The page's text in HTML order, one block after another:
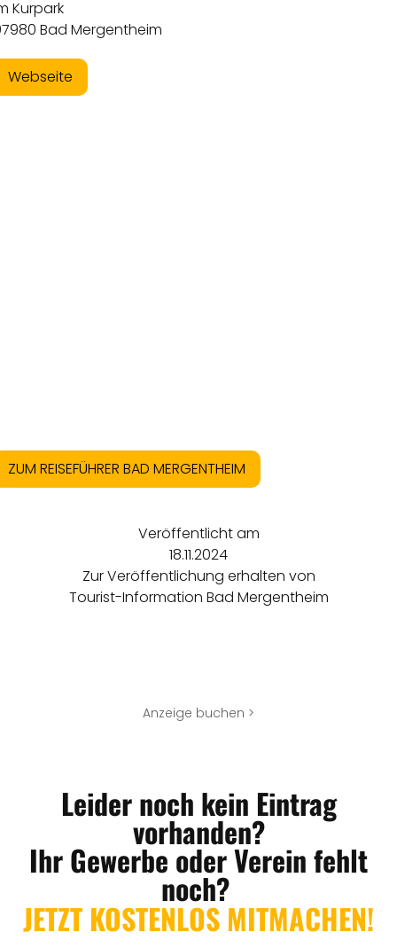
Kurpark
Bad Mergentheim
Webseite
ZUM REISEFÜHRER BAD MERGENTHEIM
Veröffentlicht am
18.11.2024
Zur Veröffentlichung erhalten von
Tourist-Information Bad Mergentheim
Anzeige buchen >
Leider noch kein Eintrag
vorhanden?
Ihr Gewerbe oder Verein fehlt
noch?
JETZT KOSTENLOS MITMACHEN!